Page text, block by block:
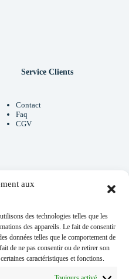
aux
des technologies telles que les
des appareils. Le fait de consentir
données telles que le comportement de
de ne pas consentir ou de retirer son
caractéristiques et fonctions.
Service Clients
Contact
Faq
CGV